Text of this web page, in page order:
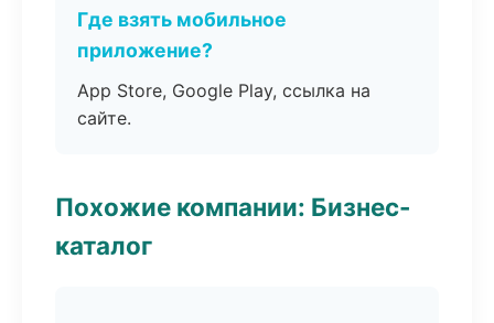
Где взять мобильное
приложение?
App Store, Google Play, ссылка на
сайте.
Похожие компании: Бизнес-
каталог